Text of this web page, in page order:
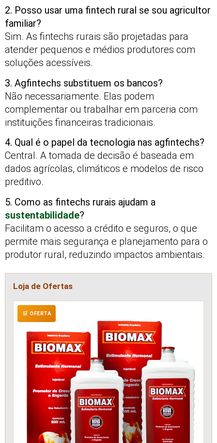
2. Posso usar uma fintech rural se sou agricultor
familiar?
Sim. As fintechs rurais são projetadas para
atender pequenos e médios produtores com
soluções acessíveis.
3. Agfintechs substituem os bancos?
Não necessariamente. Elas podem
complementar ou trabalhar em parceria com
instituições financeiras tradicionais.
4. Qual é o papel da tecnologia nas agfintechs?
Central. A tomada de decisão é baseada em
dados agrícolas, climáticos e modelos de risco
preditivo.
5. Como as fintechs rurais ajudam a
sustentabilidade?
Facilitam o acesso a crédito e seguros, o que
permite mais segurança e planejamento para o
produtor rural, reduzindo impactos ambientais.
Loja de Ofertas
🛒 OFERTA